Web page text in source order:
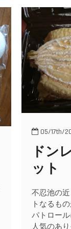
05/17th/
ドン
ット
不忍池の
トなるも
パトロー
人気のあ